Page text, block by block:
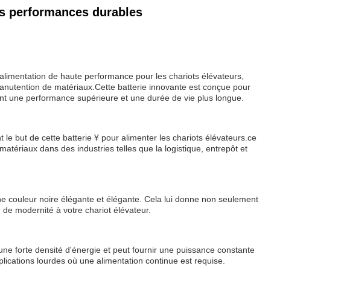
performances durables
de haute performance pour les chariots élévateurs,
de matériaux.Cette batterie innovante est conçue pour
une performance supérieure et une durée de vie plus longue.
but de cette batterie ¥ pour alimenter les chariots élévateurs.ce
dans des industries telles que la logistique, entrepôt et
couleur noire élégante et élégante. Cela lui donne non seulement
modernité à votre chariot élévateur.
forte densité d'énergie et peut fournir une puissance constante
lourdes où une alimentation continue est requise.